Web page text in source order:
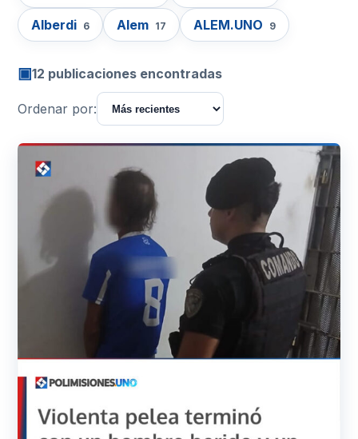
Alberdi 6 Alem 17 ALEM.UNO 9
▣12 publicaciones encontradas
Ordenar por: